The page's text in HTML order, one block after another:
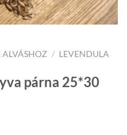
/ LEVENDULA
párna 25*30